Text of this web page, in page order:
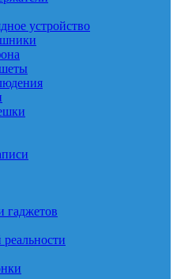
устройство
гаджетов